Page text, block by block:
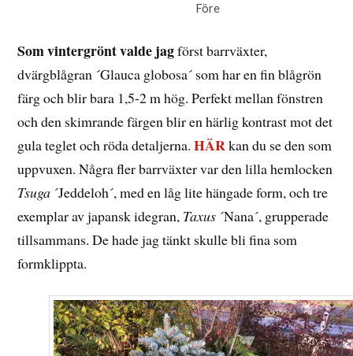
Före
Som vintergrönt valde jagförst barrväxter,
dvärgblågran ´Glauca globosa´ som har en fin blågrön
färg och blir bara 1,5-2 m hög. Perfekt mellan fönstren
och den skimrande färgen blir en härlig kontrast mot det
gula teglet och röda detaljerna.HÄRkan du se den som
uppvuxen. Några fler barrväxter var den lilla hemlocken
Tsuga ´Jeddeloh´, med en låg lite hängade form, och tre
exemplar av japansk idegran, Taxus ´Nana´, grupperade
tillsammans. De hade jag tänkt skulle bli fina som
formklippta.